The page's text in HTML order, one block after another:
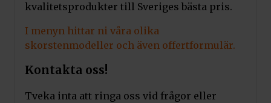
kvalitetsprodukter till Sveriges bästa pris.
I menyn hittar ni våra olika
skorstenmodeller och även offertformulär.
Kontakta oss!
Tveka inta att ringa oss vid frågor eller